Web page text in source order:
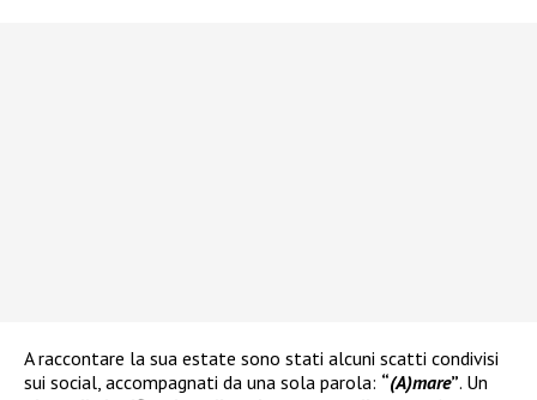
A raccontare la sua estate sono stati alcuni scatti condivisi
sui social, accompagnati da una sola parola: “(A)mare”. Un